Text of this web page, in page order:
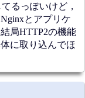
るっぽいけど，
とアプリケ
局HTTP2の機能
に取り込んでほ